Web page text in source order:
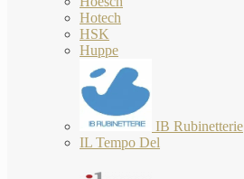
Hotech
HSK
Huppe
IB Rubinetterie
IL Tempo Del